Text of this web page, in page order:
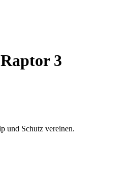
3
und Schutz vereinen.